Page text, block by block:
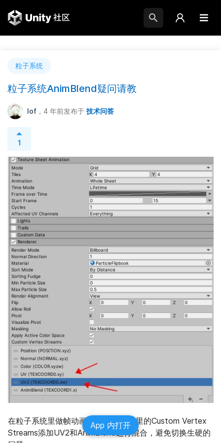
粒子系统
粒子系统AnimBlend疑问请教
lof ，4 年前发布于 技术问答
1
在粒子系统里做帧动画，在Renderer里的Custom Vertex
Streams添加UV2和AnimBlend进行混合，避免切换生硬的
App 内打开